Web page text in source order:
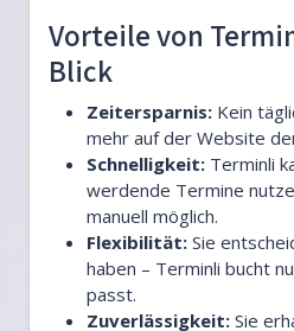
Vorteile von
Blick
Zeitersparnis: Kein
mehr auf der Website
Schnelligkeit: Terminli
werdende Termine
manuell möglich.
Flexibilität: Sie
haben – Terminli bucht
passt.
Zuverlässigkeit: Sie